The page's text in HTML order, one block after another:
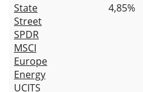
State
Street
SPDR
MSCI
Europe
Energy
UCITS
4,85%